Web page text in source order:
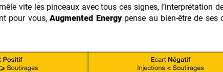
vite les pinceaux avec tous ces signes, l’interprétation
pour vous,Augmented Energy pense au bien-être de ses